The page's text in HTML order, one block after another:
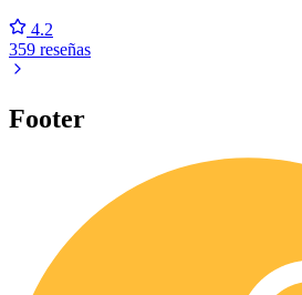
4.2
359 reseñas
Footer